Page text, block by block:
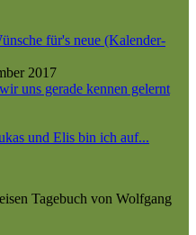
für's neue (Kalender-
2017
uns gerade kennen gelernt
und Elis bin ich auf...
Tagebuch von Wolfgang